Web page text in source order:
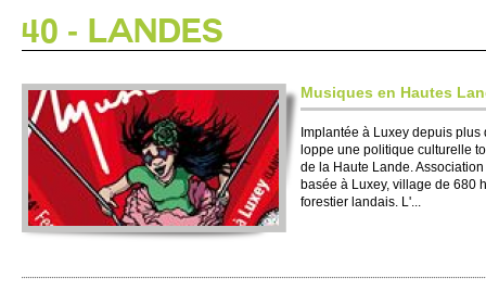
Vous êtes ici
40 - LANDES
Musiques en Hautes
Im­plantée à Luxey depuis
loppe une po­litique culture­lle
de la Haute Lande.
basée à Luxey, vi­l­lage de 680
fore­stier landais. L'...
p
r
i
n
c
p
a
l